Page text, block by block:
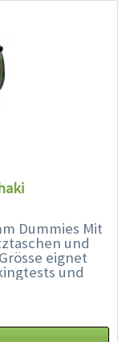
Dummies Mit
und
eignet
und